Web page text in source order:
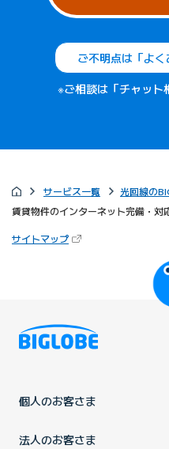
ご不明点は「よ
※ご相談は「チャット
サービス一覧 光回線の
賃貸物件のインターネット完備・対
サイトマップ（新しいタブで開きます
個人のお客さま
法人のお客さま